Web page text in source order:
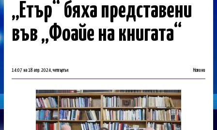
„Етър“ бяха представени
във „Фоайе на книгата“
14:07 на 18 апр. 2024, четвъртък Новини